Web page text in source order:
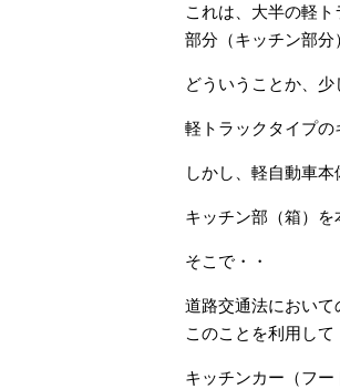
これは、大半の軽
部分（キッチン部分
どういうことか、少
軽トラックタイプの
しかし、軽自動車
キッチン部（箱）を
そこで・・
道路交通法におい
このことを利用して
キッチンカー（フ